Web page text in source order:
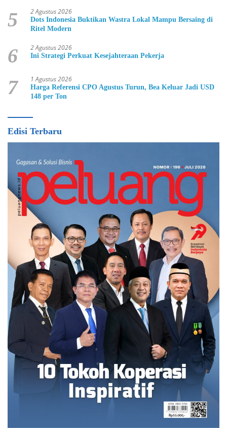
5 2 Agustus 2026
Dots Indonesia Buktikan Wastra Lokal Mampu Bersaing di
Ritel Modern
6 2 Agustus 2026
Ini Strategi Perkuat Kesejahteraan Pekerja
7 1 Agustus 2026
Harga Referensi CPO Agustus Turun, Bea Keluar Jadi USD
148 per Ton
Edisi Terbaru